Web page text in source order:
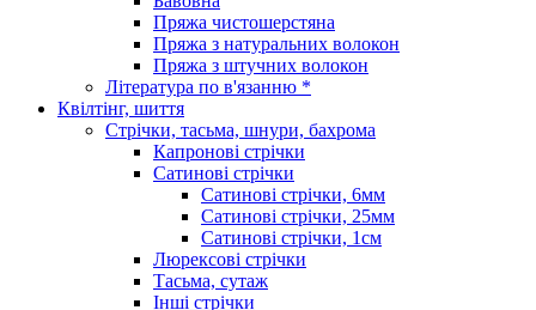
Пряжа чистошерстяна
Пряжа з натуральних волокон
Пряжа з штучних волокон
Література по в'язанню *
Квілтінг, шиття
Стрічки, тасьма, шнури, бахрома
Капронові стрічки
Сатинові стрічки
Сатинові стрічки, 6мм
Сатинові стрічки, 25мм
Сатинові стрічки, 1см
Люрексові стрічки
Тасьма, сутаж
Інші стрічки